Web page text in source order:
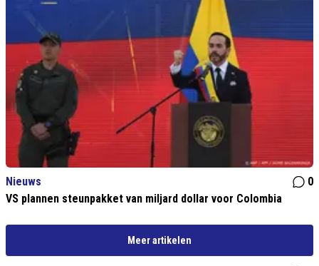
Nieuws
0
VS plannen steunpakket van miljard dollar voor Colombia
Meer artikelen